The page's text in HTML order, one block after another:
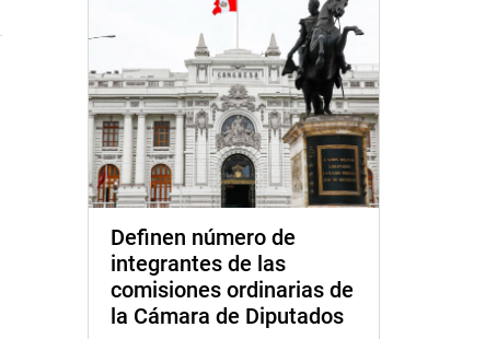
Definen número de
integrantes de las
comisiones ordinarias de
la Cámara de Diputados